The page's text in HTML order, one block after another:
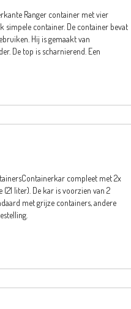
Ranger container met vier
simpele container. De container bevat
Hij is gemaakt van
De top is scharnierend. Een
compleet met 2x
liter). De kar is voorzien van 2
met grijze containers, andere